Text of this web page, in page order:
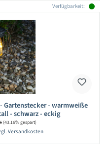
Verfügbarkeit:
Gartenstecker - warmweiße
- schwarz - eckig
Preis:
(43.16% gespart)
Versandkosten